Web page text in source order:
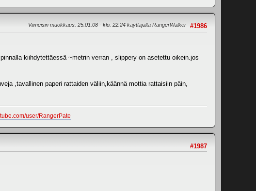
#1986
Viimeisin muokkaus: 25.01.08 - klo: 22.24 käyttäjältä RangerWalker
kiihdytettäessä ~metrin verran , slippery on asetettu oikein.jos
,tavallinen paperi rattaiden väliin,käännä mottia rattaisiin päin,
user/RangerPate
#1987